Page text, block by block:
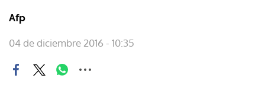
Afp
04 de diciembre 2016 - 10:35